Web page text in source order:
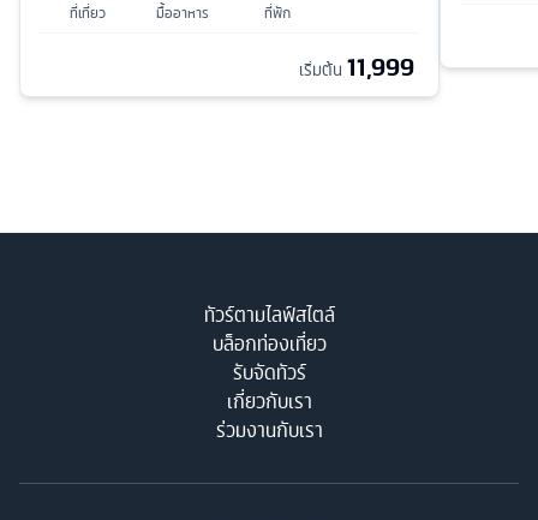
ที่เที่ยว มื้ออาหาร ที่พัก
เริ่มต้น 11,999
ทัวร์ตามไลฟ์สไตล์
บล็อกท่องเที่ยว
รับจัดทัวร์
เกี่ยวกับเรา
ร่วมงานกับเรา